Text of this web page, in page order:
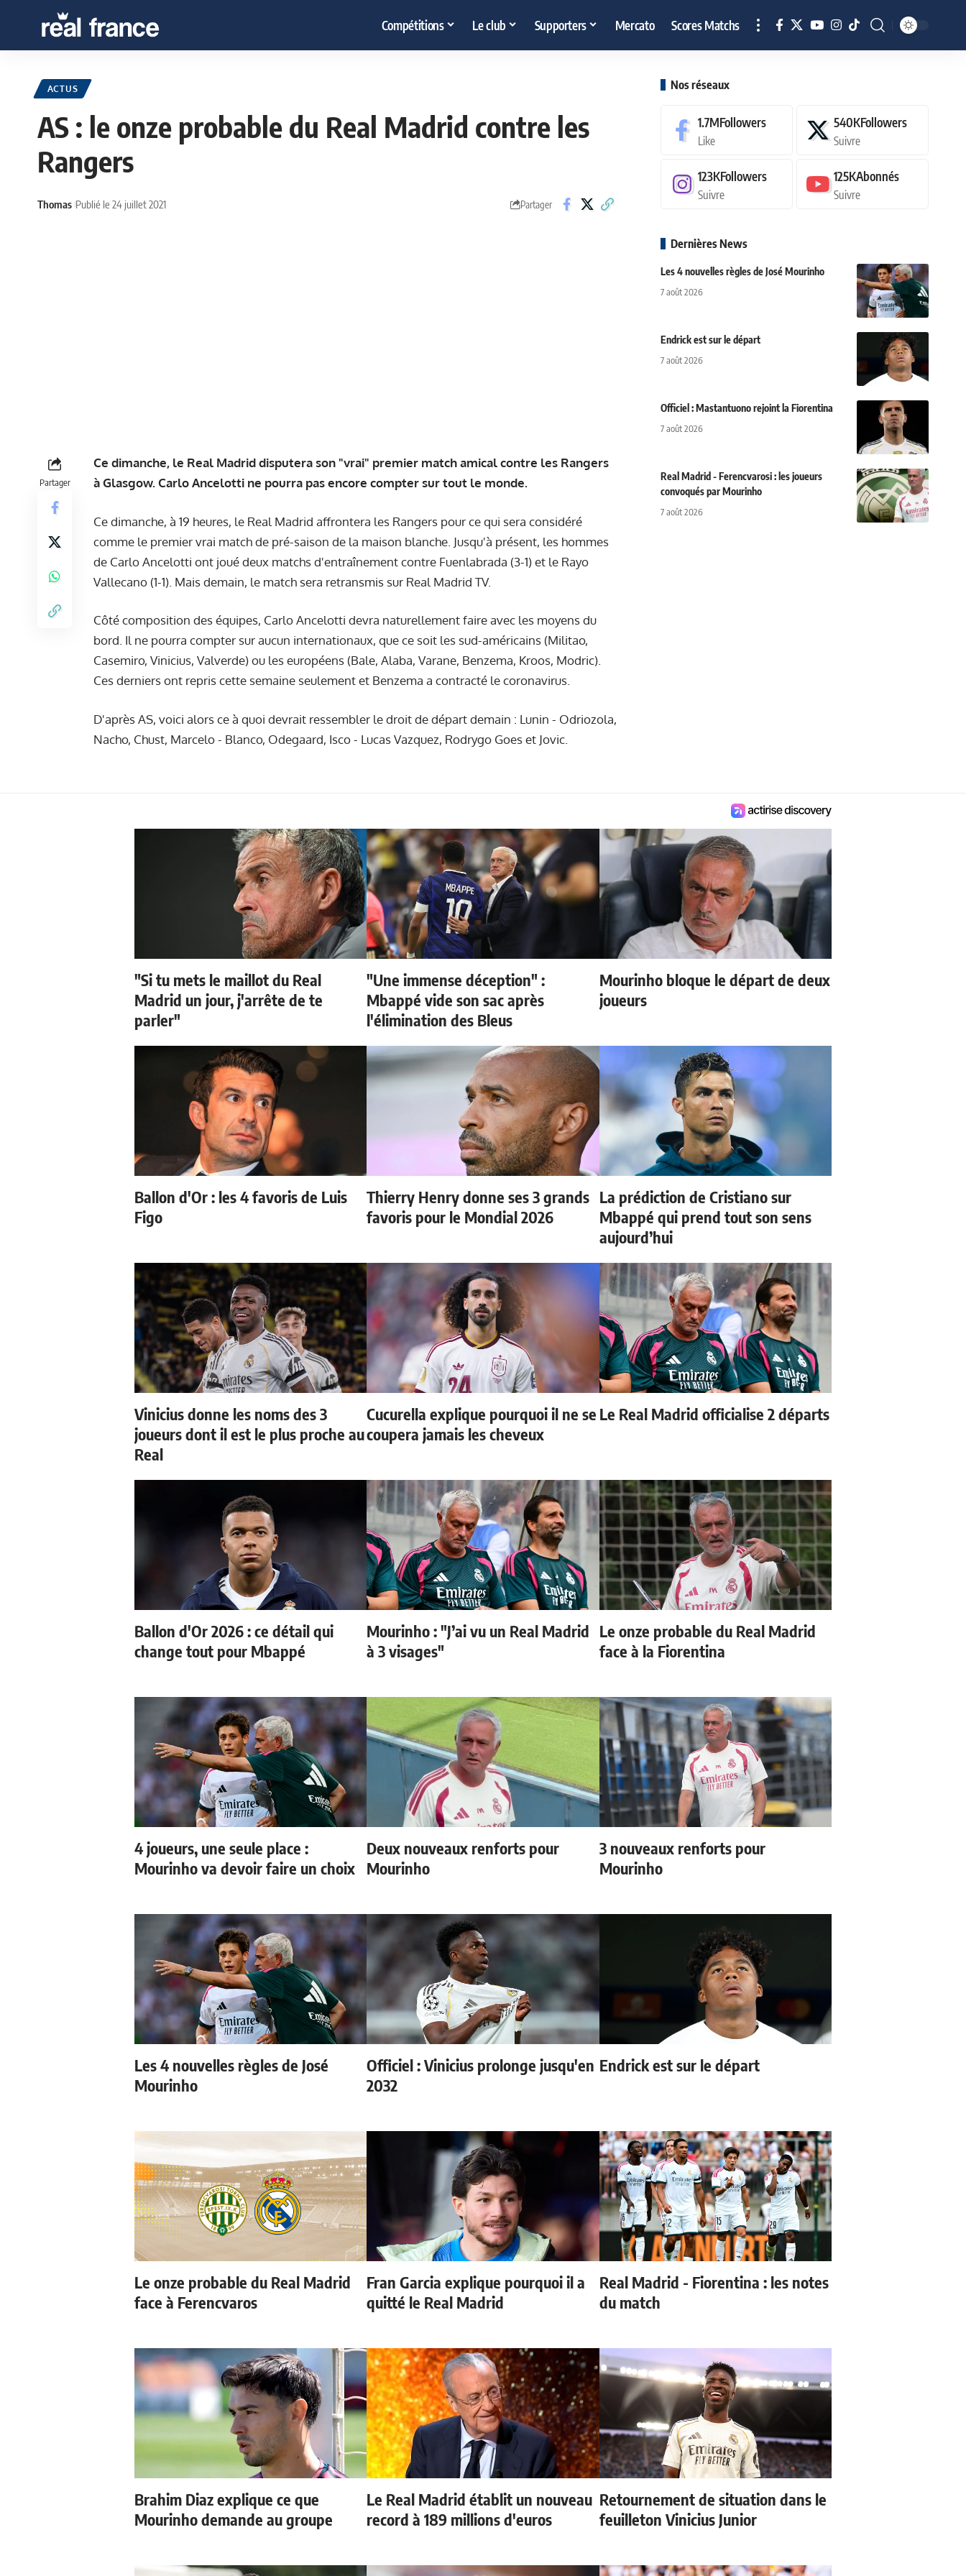
Compétitions Le club Supporters Mercato Scores Matchs
ACTUS
AS : le onze probable du Real Madrid contre les
Rangers
Thomas Publié le 24 juillet 2021 Partager
Partager
Ce dimanche, le Real Madrid disputera son "vrai" premier match amical contre les Rangers
à Glasgow. Carlo Ancelotti ne pourra pas encore compter sur tout le monde.
Ce dimanche, à 19 heures, le Real Madrid affrontera les Rangers pour ce qui sera considéré
comme le premier vrai match de pré-saison de la maison blanche. Jusqu'à présent, les hommes
de Carlo Ancelotti ont joué deux matchs d'entraînement contre Fuenlabrada (3-1) et le Rayo
Vallecano (1-1). Mais demain, le match sera retransmis sur Real Madrid TV.
Côté composition des équipes, Carlo Ancelotti devra naturellement faire avec les moyens du
bord. Il ne pourra compter sur aucun internationaux, que ce soit les sud-américains (Militao,
Casemiro, Vinicius, Valverde) ou les européens (Bale, Alaba, Varane, Benzema, Kroos, Modric).
Ces derniers ont repris cette semaine seulement et Benzema a contracté le coronavirus.
D'après AS, voici alors ce à quoi devrait ressembler le droit de départ demain : Lunin - Odriozola,
Nacho, Chust, Marcelo - Blanco, Odegaard, Isco - Lucas Vazquez, Rodrygo Goes et Jovic.
Nos réseaux
1.7MFollowers
Like
540KFollowers
Suivre
123KFollowers
Suivre
125KAbonnés
Suivre
Dernières News
Les 4 nouvelles règles de José Mourinho
7 août 2026
Endrick est sur le départ
7 août 2026
Officiel : Mastantuono rejoint la Fiorentina
7 août 2026
Real Madrid - Ferencvarosi : les joueurs
convoqués par Mourinho
7 août 2026
"Si tu mets le maillot du Real
Madrid un jour, j'arrête de te
parler"
"Une immense déception" :
Mbappé vide son sac après
l'élimination des Bleus
Mourinho bloque le départ de deux
joueurs
Ballon d'Or : les 4 favoris de Luis
Figo
Thierry Henry donne ses 3 grands
favoris pour le Mondial 2026
La prédiction de Cristiano sur
Mbappé qui prend tout son sens
aujourd’hui
Vinicius donne les noms des 3
joueurs dont il est le plus proche au
Real
Cucurella explique pourquoi il ne se
coupera jamais les cheveux
Le Real Madrid officialise 2 départs
Ballon d'Or 2026 : ce détail qui
change tout pour Mbappé
Mourinho : "J’ai vu un Real Madrid
à 3 visages"
Le onze probable du Real Madrid
face à la Fiorentina
4 joueurs, une seule place :
Mourinho va devoir faire un choix
Deux nouveaux renforts pour
Mourinho
3 nouveaux renforts pour
Mourinho
Les 4 nouvelles règles de José
Mourinho
Officiel : Vinicius prolonge jusqu'en
2032
Endrick est sur le départ
Le onze probable du Real Madrid
face à Ferencvaros
Fran Garcia explique pourquoi il a
quitté le Real Madrid
Real Madrid - Fiorentina : les notes
du match
Brahim Diaz explique ce que
Mourinho demande au groupe
Le Real Madrid établit un nouveau
record à 189 millions d'euros
Retournement de situation dans le
feuilleton Vinicius Junior